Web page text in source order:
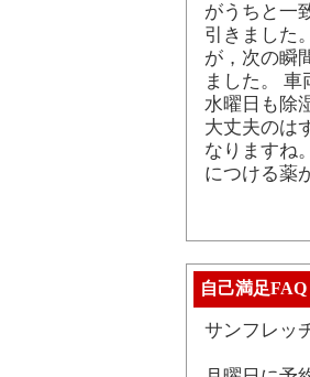
がうちと一
引きました
が，次の瞬
ました。
水曜日も除
大丈夫のは
なりますね
につける薬
自己満足FAQ
サンフレッ